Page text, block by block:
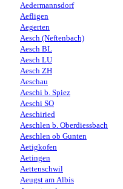
Aedermannsdorf
Aefligen
Aegerten
Aesch (Neftenbach)
Aesch BL
Aesch LU
Aesch ZH
Aeschau
Aeschi b. Spiez
Aeschi SO
Aeschiried
Aeschlen b. Oberdiessbach
Aeschlen ob Gunten
Aetigkofen
Aetingen
Aettenschwil
Aeugst am Albis